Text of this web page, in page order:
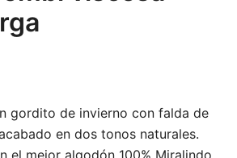
gordito de invierno con falda de
en dos tonos naturales.
el mejor algodón 100% Miralindo